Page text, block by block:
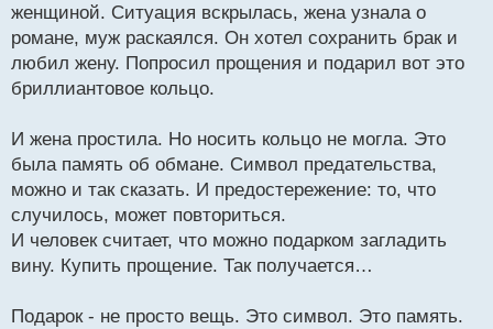
женщиной. Ситуация вскрылась, жена узнала о
романе, муж раскаялся. Он хотел сохранить брак и
любил жену. Попросил прощения и подарил вот это
бриллиантовое кольцо.
И жена простила. Но носить кольцо не могла. Это
была память об обмане. Символ предательства,
можно и так сказать. И предостережение: то, что
случилось, может повториться.
И человек считает, что можно подарком загладить
вину. Купить прощение. Так получается…
Подарок - не просто вещь. Это символ. Это память.